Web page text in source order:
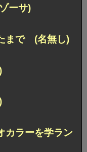
ーサ)
まで (名無し)
カラーを学ラン